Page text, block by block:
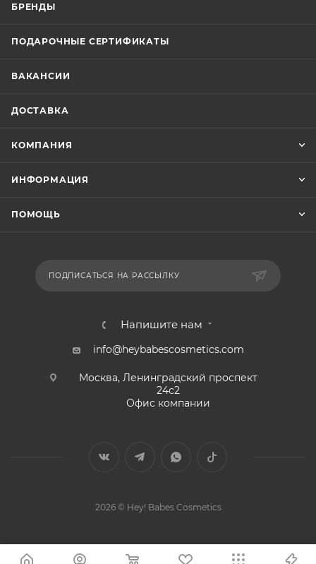
БРЕНДЫ
ПОДАРОЧНЫЕ СЕРТИФИКАТЫ
ВАКАНСИИ
ДОСТАВКА
КОМПАНИЯ
ИНФОРМАЦИЯ
ПОМОЩЬ
ПОДПИСАТЬСЯ НА РАССЫЛКУ
Напишите нам
info@heybabescosmetics.com
Москва, Ленинградский проспект
24с2
Офис компании
2026 © Hey! Babes Cosmetics